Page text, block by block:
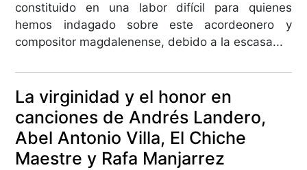
constituido en una labor difícil para quienes
hemos indagado sobre este acordeonero y
compositor magdalenense, debido a la escasa...
La virginidad y el honor en
canciones de Andrés Landero,
Abel Antonio Villa, El Chiche
Maestre y Rafa Manjarrez